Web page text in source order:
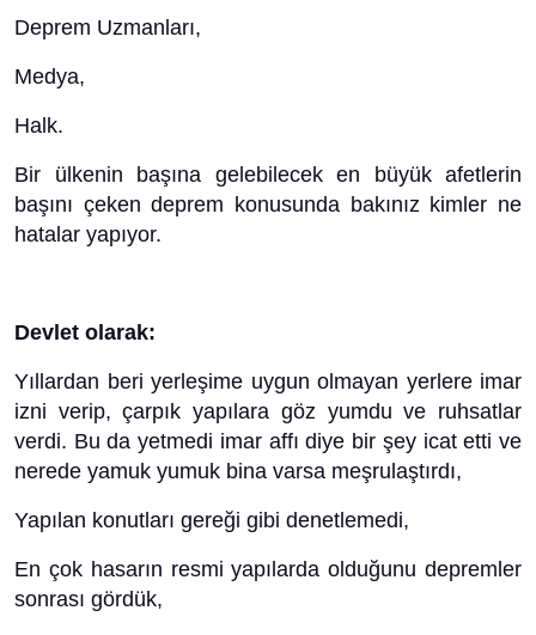
Deprem Uzmanları,
Medya,
Halk.
Bir ülkenin başına gelebilecek en büyük afetlerin
başını çeken deprem konusunda bakınız kimler ne
hatalar yapıyor.
Devlet olarak:
Yıllardan beri yerleşime uygun olmayan yerlere imar
izni verip, çarpık yapılara göz yumdu ve ruhsatlar
verdi. Bu da yetmedi imar affı diye bir şey icat etti ve
nerede yamuk yumuk bina varsa meşrulaştırdı,
Yapılan konutları gereği gibi denetlemedi,
En çok hasarın resmi yapılarda olduğunu depremler
sonrası gördük,